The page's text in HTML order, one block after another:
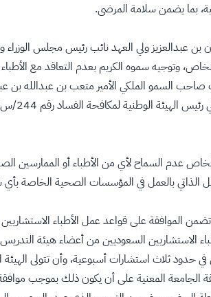
بما يضمن سلامة المرضى.
عبدالعزيز ولي العهد نائب رئيس مجلس
وتوجيه سموه الكريم بعدم التعاقد مع
صاحب السمو الملكي الأمير متعب بن عبدالله
عدم السماح لأي من الأطباء أو الممارسين
الذاتي بالعمل في المؤسسات الصحية الخاصة
معاليه أن قرار مجلس الوزراء رقم 164 وتاريخ 8/6/1422هـ تضمن
الاستشاريين السعوديين من أعضاء هيئة
حدود ثلاث استشارات أسبوعية، وأن تتولى
المعنية على أن يكون ذلك بموجب موافقة